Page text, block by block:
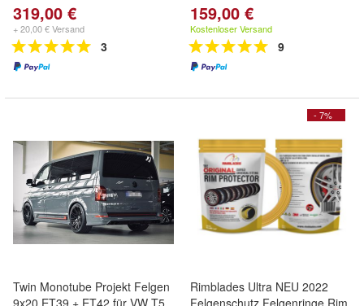
319,00 €
+ 20,00 € Versand
3
159,00 €
Kostenloser Versand
9
Twin Monotube Projekt Felgen
9x20 ET39 + ET42 für VW T5
- 7%
Rimblades Ultra NEU 2022
Felgenschutz Felgenringe Rim